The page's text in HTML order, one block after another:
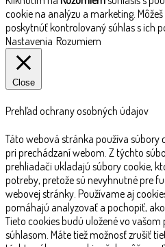
cookie na analýzu a marketing.
poskytnúť kontrolovaný súhlas s ich
Nastavenia Rozumiem
Close
Prehľad ochrany osobných údajov
Táto webová stránka používa súbory
pri prechádzaní webom. Z týchto
prehliadači ukladajú súbory cookie,
potreby, pretože sú nevyhnutné pre
webovej stránky. Používame aj
pomáhajú analyzovať a pochopiť,
Tieto cookies budú uložené vo
súhlasom. Máte tiež možnosť zrušiť